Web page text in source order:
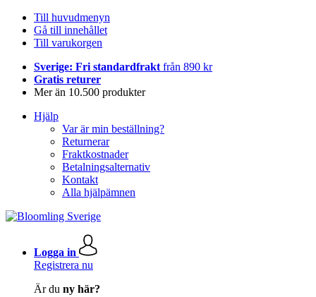
Till huvudmenyn
Gå till innehållet
Till varukorgen
Sverige: Fri standardfrakt från 890 kr
Gratis returer
Mer än 10.500 produkter
Hjälp
Var är min beställning?
Returnerar
Fraktkostnader
Betalningsalternativ
Kontakt
Alla hjälpämnen
Logga in
Registrera nu
Är du ny här?